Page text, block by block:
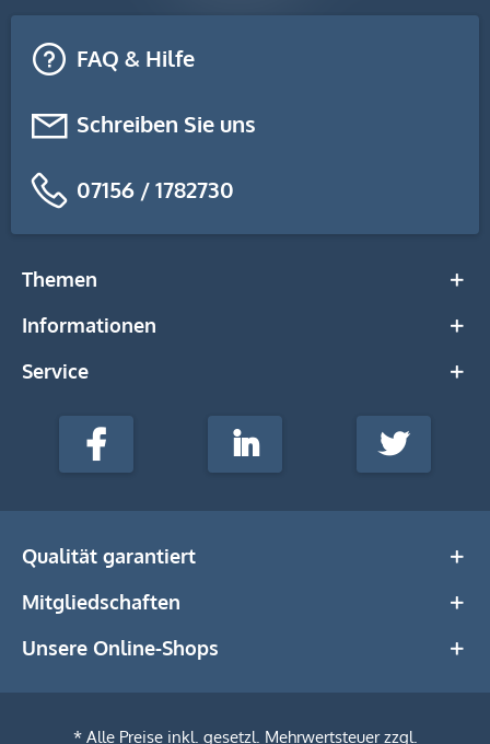
FAQ & Hilfe
Schreiben Sie uns
07156 / 1782730
Themen
Informationen
Service
stempel-
Media
Facebook LinkedIn Twitter
Qualität garantiert
Mitgliedschaften
Unsere Online-Shops
* Alle Preise inkl. gesetzl. Mehrwertsteuer zzgl.